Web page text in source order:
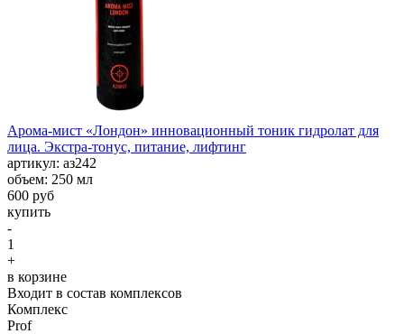
Арома-мист «Лондон» инновационный тоник гидролат для
лица. Экстра-тонус, питание, лифтинг
aртикул: аз242
объем: 250 мл
600 руб
купить
-
1
+
в корзине
Входит в состав комплексов
Комплекс
Prof